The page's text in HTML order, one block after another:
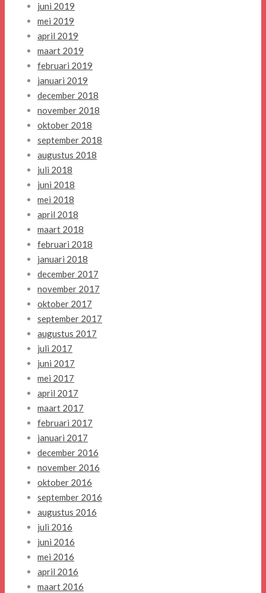
juni 2019
mei 2019
april 2019
maart 2019
februari 2019
januari 2019
december 2018
november 2018
oktober 2018
september 2018
augustus 2018
juli 2018
juni 2018
mei 2018
april 2018
maart 2018
februari 2018
januari 2018
december 2017
november 2017
oktober 2017
september 2017
augustus 2017
juli 2017
juni 2017
mei 2017
april 2017
maart 2017
februari 2017
januari 2017
december 2016
november 2016
oktober 2016
september 2016
augustus 2016
juli 2016
juni 2016
mei 2016
april 2016
maart 2016